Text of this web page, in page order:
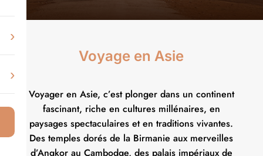
›
›
Voyage en Asie
Voyager en Asie, c’est plonger dans un continent
fascinant, riche en cultures millénaires, en
paysages spectaculaires et en traditions vivantes.
Des temples dorés de la Birmanie aux merveilles
d’Angkor au Cambodge, des palais impériaux de